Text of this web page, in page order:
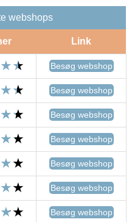
webshops
Link
Besøg webshop
Besøg webshop
Besøg webshop
Besøg webshop
Besøg webshop
Besøg webshop
Besøg webshop